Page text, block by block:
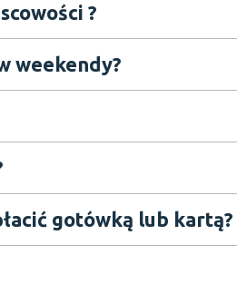
?
działają w weekendy?
w miejscowości mogę zapłacić gotówką lub kartą?